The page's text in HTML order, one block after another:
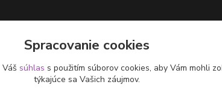
Spracovanie cookies
súhlas s použitím súborov cookies, aby Vám mohli
týkajúce sa Vašich záujmov.